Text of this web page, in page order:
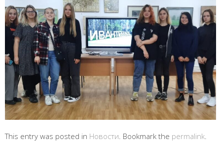
This entry was posted in Новости. Bookmark the permalink.